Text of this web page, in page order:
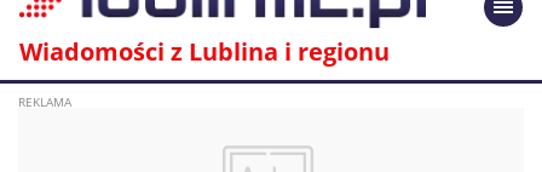
Wiadomości z Lublina i regionu